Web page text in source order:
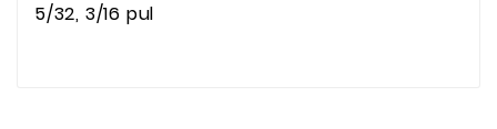
5/32, 3/16 pul